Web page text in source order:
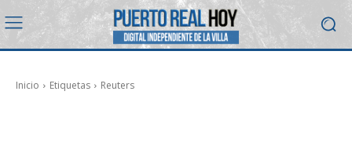
Inicio Etiquetas Reuters